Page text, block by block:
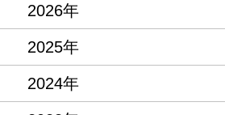
2026年
2025年
2024年